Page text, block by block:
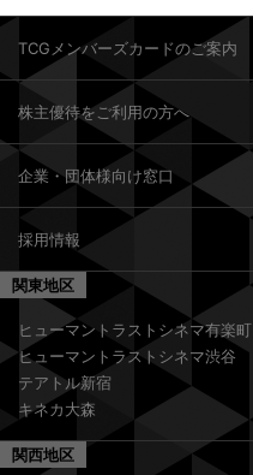
TCGメンバーズカードのご案内
株主優待をご利用の方へ
企業・団体様向け窓口
採用情報
関東地区
ヒューマントラストシネマ有楽町
ヒューマントラストシネマ渋谷
テアトル新宿
キネカ大森
関西地区